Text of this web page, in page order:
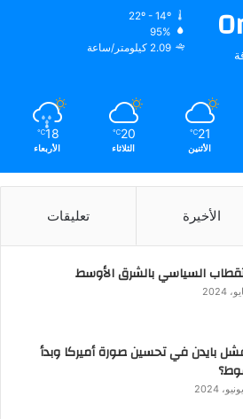
22º - 14º
95%
2.09 كيلومتر/ساعة
21
℃
الأثنين
20
℃
الثلاثاء
18
℃
الأربعاء
الأخيرة تعليقات
السياسي بالشرق الأوسط
بايدن في تحسين صورة أميركا وبدأ